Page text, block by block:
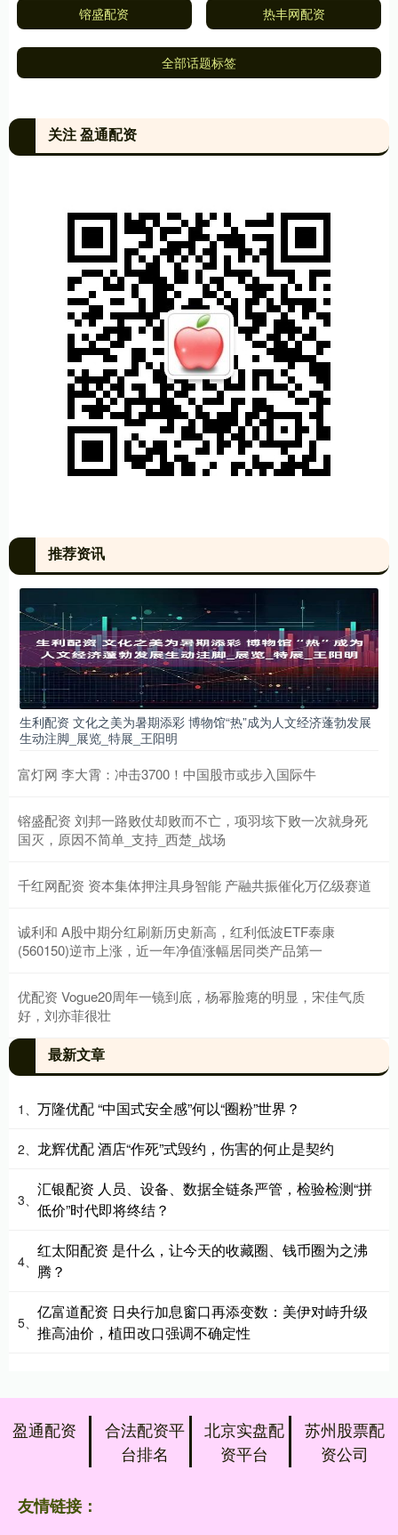
镕盛配资 热丰网配资
全部话题标签
关注 盈通配资
推荐资讯
生利配资 文化之美为暑期添彩 博物馆“热”成为人文经济蓬勃发展
生动注脚_展览_特展_王阳明
富灯网 李大霄：冲击3700！中国股市或步入国际牛
镕盛配资 刘邦一路败仗却败而不亡，项羽垓下败一次就身死
国灭，原因不简单_支持_西楚_战场
千红网配资 资本集体押注具身智能 产融共振催化万亿级赛道
诚利和 A股中期分红刷新历史新高，红利低波ETF泰康
(560150)逆市上涨，近一年净值涨幅居同类产品第一
优配资 Vogue20周年一镜到底，杨幂脸瘪的明显，宋佳气质
好，刘亦菲很壮
最新文章
1、 万隆优配 “中国式安全感”何以“圈粉”世界？
2、 龙辉优配 酒店“作死”式毁约，伤害的何止是契约
3、
汇银配资 人员、设备、数据全链条严管，检验检测“拼
低价”时代即将终结？
4、
红太阳配资 是什么，让今天的收藏圈、钱币圈为之沸
腾？
5、
亿富道配资 日央行加息窗口再添变数：美伊对峙升级
推高油价，植田改口强调不确定性
盈通配资
合法配资平
台排名
北京实盘配
资平台
苏州股票配
资公司
友情链接：